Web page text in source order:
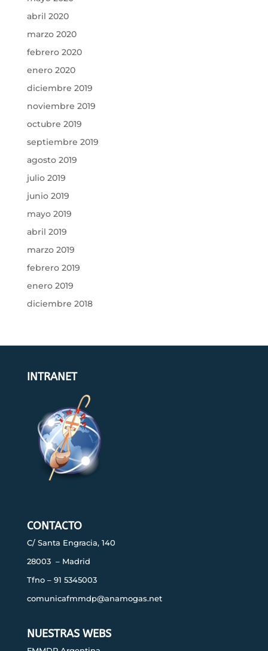
abril 2020
marzo 2020
febrero 2020
enero 2020
diciembre 2019
noviembre 2019
octubre 2019
septiembre 2019
agosto 2019
julio 2019
junio 2019
mayo 2019
abril 2019
marzo 2019
febrero 2019
enero 2019
diciembre 2018
INTRANET
CONTACTO
C/ Santa Engracia, 140
28003 – Madrid
Tfno – 91 5345003
comunicafmmdp@anamogas.net
NUESTRAS WEBS